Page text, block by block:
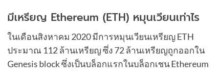
มีเหรียญ Ethereum (ETH) หมุนเวียนเท่าไร
ในเดือนสิงหาคม 2020 มีการหมุนเวียนเหรียญ ETH
ประมาณ 112 ล้านเหรียญ ซึ่ง 72 ล้านเหรียญถูกออกใน
Genesis block ซึ่งเป็นบล็อกแรกในบล็อกเชน Ethereum